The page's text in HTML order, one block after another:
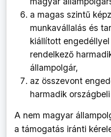
a magas szintű
munkavállalás és
kiállított engedéllyel
rendelkező
állampolgár,
az összevont
harmadik
A nem magyar
a támogatás iránti